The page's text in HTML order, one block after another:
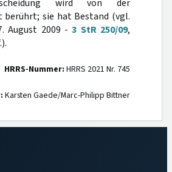
wird von der
berührt; sie hat Bestand (vgl.
August 2009 -3 StR 250/09,
HRRS-Nummer: HRRS 2021 Nr. 745
Karsten Gaede/Marc-Philipp Bittner